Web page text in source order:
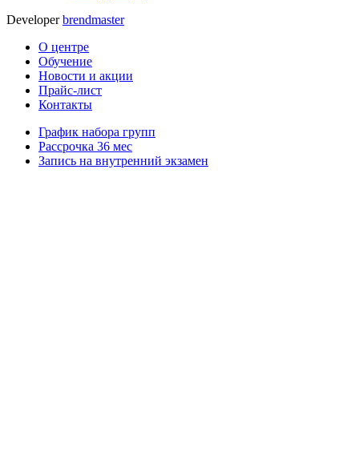
Developerbrendmaster
О центре
Обучение
Новости и акции
Прайс-лист
Контакты
График набора групп
Рассрочка 36 мес
Запись на внутренний экзамен